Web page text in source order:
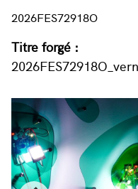
2026FES72918O
Titre forgé :